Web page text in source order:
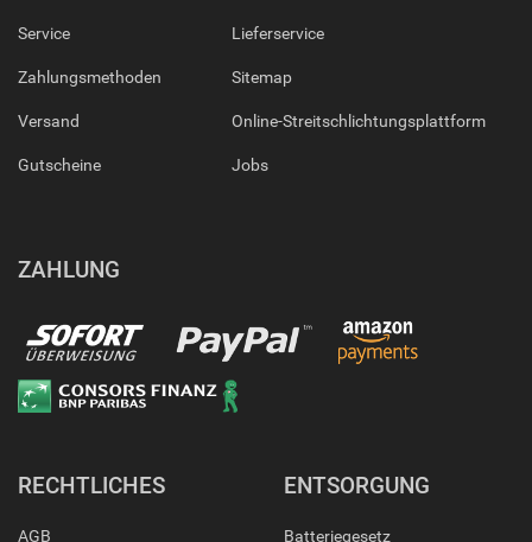
Service
Zahlungsmethoden
Versand
Gutscheine
Lieferservice
Sitemap
Online-Streitschlichtungsplattform
Jobs
ZAHLUNG
RECHTLICHES
AGB
ENTSORGUNG
Batteriegesetz